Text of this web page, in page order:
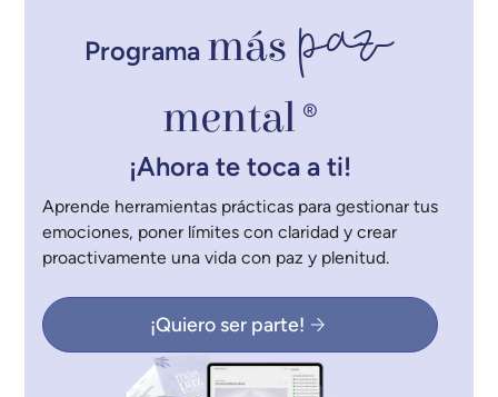
Programa más paz
mental ®
¡Ahora te toca a ti!
Aprende herramientas prácticas para gestionar tus
emociones, poner límites con claridad y crear
proactivamente una vida con paz y plenitud.
¡Quiero ser parte!